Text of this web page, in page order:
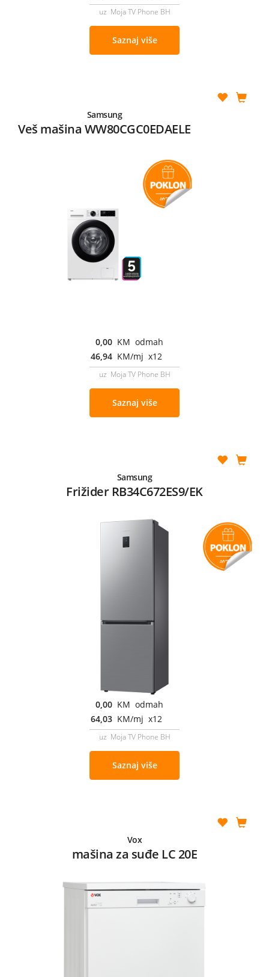
uz Moja TV Phone BH
Saznaj više
Samsung
Veš mašina WW80CGC0EDAELE
0,00 KM odmah
46,94 KM/mj x12
uz Moja TV Phone BH
Saznaj više
Samsung
Frižider RB34C672ES9/EK
0,00 KM odmah
64,03 KM/mj x12
uz Moja TV Phone BH
Saznaj više
Vox
mašina za suđe LC 20E